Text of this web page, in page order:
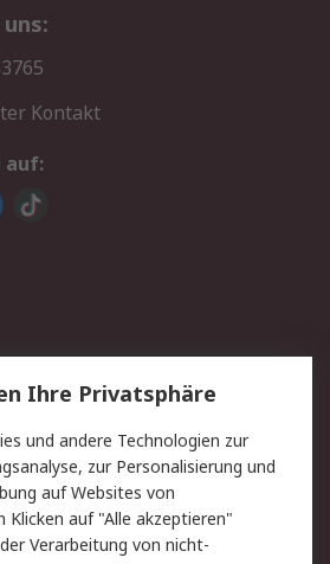
Kontakt
auf:
Lieferlösungen
Kontakt
Ihre Privatsphäre
und andere Technologien zur
zur Personalisierung und
auf Websites von
auf "Alle akzeptieren"
Verarbeitung von nicht-